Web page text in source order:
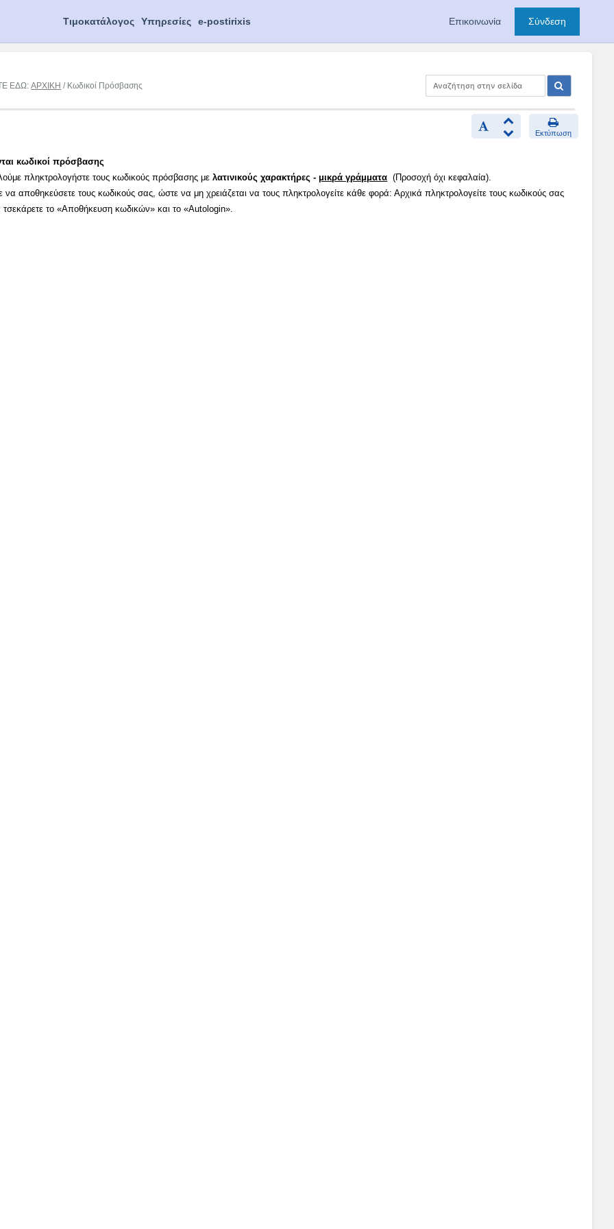
Τιμοκατάλογος Υπηρεσίες e-postirixis Επικοινωνία Σύνδεση
ΕΔΩ:ΑΡΧΙΚΗ / Κωδικοί Πρόσβασης
Εκτύπωση
κωδικοί πρόσβασης
πληκτρολογήστε τους κωδικούς πρόσβασης μελατινικούς χαρακτήρες - μικρά γράμματα (Προσοχή όχι κεφαλαία).
να αποθηκεύσετε τους κωδικούς σας, ώστε να μη χρειάζεται να τους πληκτρολογείτε κάθε φορά: Αρχικά πληκτρολογείτε τους κωδικούς σας
τσεκάρετε το «Αποθήκευση κωδικών» και το «Autologin».